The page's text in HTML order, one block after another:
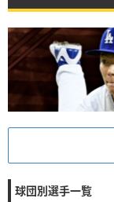
球団別選手一覧